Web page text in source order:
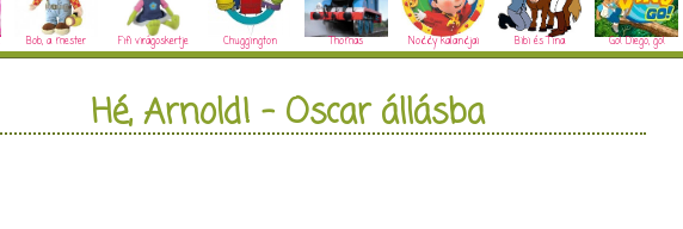
Bob, a mester Fifi virágoskertje Chuggington Thomas Noddy kalandjai Bibi és Tina Go! Diego, go!
Hé, Arnold! - Oscar állásba